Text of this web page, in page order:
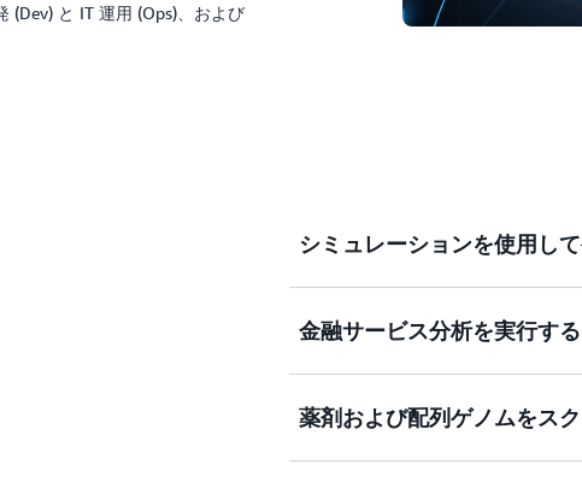
(Dev) と IT 運用 (Ops)、および
シミュレーションを使用し
ロボット工学、自動運転車、
金融サービス分析を実行する
1 日の取引コスト、完了結果の
薬剤および配列ゲノムをス